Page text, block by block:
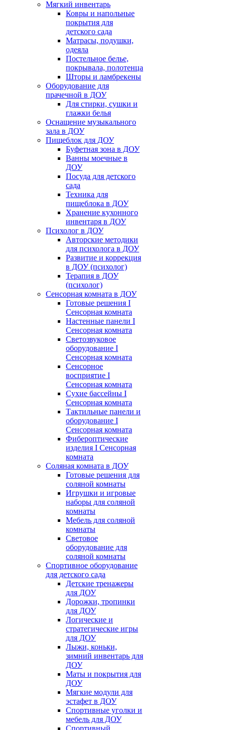
Мягкий инвентарь
Ковры и напольные
покрытия для
детского сада
Матрасы, подушки,
одеяла
Постельное белье,
покрывала, полотенца
Шторы и ламбрекены
Оборудование для
прачечной в ДОУ
Для стирки, сушки и
глажки белья
Оснащение музыкального
зала в ДОУ
Пищеблок для ДОУ
Буфетная зона в ДОУ
Ванны моечные в
ДОУ
Посуда для детского
сада
Техника для
пищеблока в ДОУ
Хранение кухонного
инвентаря в ДОУ
Психолог в ДОУ
Авторские методики
для психолога в ДОУ
Развитие и коррекция
в ДОУ (психолог)
Терапия в ДОУ
(психолог)
Сенсорная комната в ДОУ
Готовые решения I
Сенсорная комната
Настенные панели I
Сенсорная комната
Светозвуковое
оборудование I
Сенсорная комната
Сенсорное
восприятие I
Сенсорная комната
Сухие бассейны I
Сенсорная комната
Тактильные панели и
оборудование I
Сенсорная комната
Фибероптические
изделия I Сенсорная
комната
Соляная комната в ДОУ
Готовые решения для
соляной комнаты
Игрушки и игровые
наборы для соляной
комнаты
Мебель для соляной
комнаты
Световое
оборудование для
соляной комнаты
Спортивное оборудование
для детского сада
Детские тренажеры
для ДОУ
Дорожки, тропинки
для ДОУ
Логические и
стратегические игры
для ДОУ
Лыжи, коньки,
зимний инвентарь для
ДОУ
Маты и покрытия для
ДОУ
Мягкие модули для
эстафет в ДОУ
Спортивные уголки и
мебель для ДОУ
Спортивный